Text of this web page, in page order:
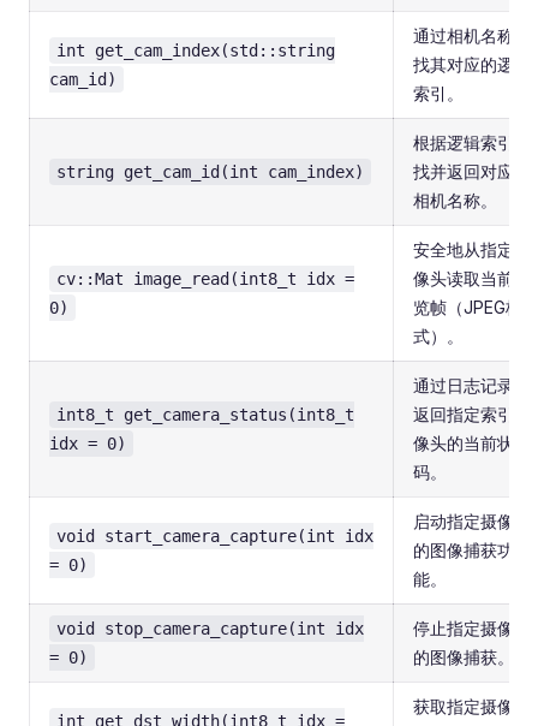
int get_cam_index(std::string
cam_id)
通过相机名称查
找其对应的逻辑
索引。
string get_cam_id(int cam_index)
根据逻辑索引查
找并返回对应的
相机名称。
cv::Mat image_read(int8_t idx =
0)
安全地从指定摄
像头读取当前预
览帧（JPEG格
式）。
int8_t get_camera_status(int8_t
idx = 0)
通过日志记录并
返回指定索引摄
像头的当前状态
码。
void start_camera_capture(int idx
= 0)
启动指定摄像头
的图像捕获功
能。
void stop_camera_capture(int idx
= 0)
停止指定摄像头
的图像捕获。
int get_dst_width(int8_t idx =
获取指定摄像头